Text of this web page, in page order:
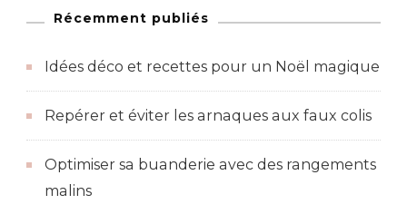
Récemment publiés
Idées déco et recettes pour un Noël magique
Repérer et éviter les arnaques aux faux colis
Optimiser sa buanderie avec des rangements
malins